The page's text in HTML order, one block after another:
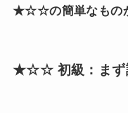
★☆☆の簡単なもの
★☆☆ 初級：まず